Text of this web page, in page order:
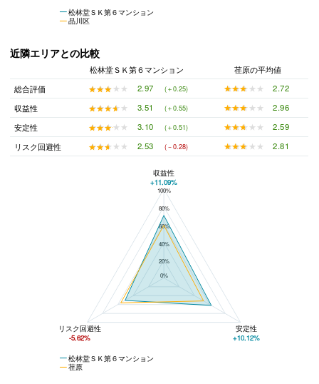
松林堂ＳＫ第６マンション
品川区
近隣エリアとの比較
松林堂ＳＫ第６マンション
荏原の平均値
総合評価
★★★★★
★★★★★ 2.97 (＋0.25) ★★★★★
★★★★★
2.72
収益性
★★★★★
★★★★★ 3.51 (＋0.55) ★★★★★
★★★★★
2.96
安定性
★★★★★
★★★★★ 3.10 (＋0.51) ★★★★★
★★★★★
2.59
リスク回避性
★★★★★
★★★★★ 2.53 (－0.28) ★★★★★
★★★★★ 2.81
松林堂ＳＫ第６マンションと荏原の平均値の総合評価の比較
100%
80%
60%
40%
20%
0%
松林堂ＳＫ第６マンション
荏原
収益性
+11.09%
リスク回避性
-5.62%
安定性
+10.12%